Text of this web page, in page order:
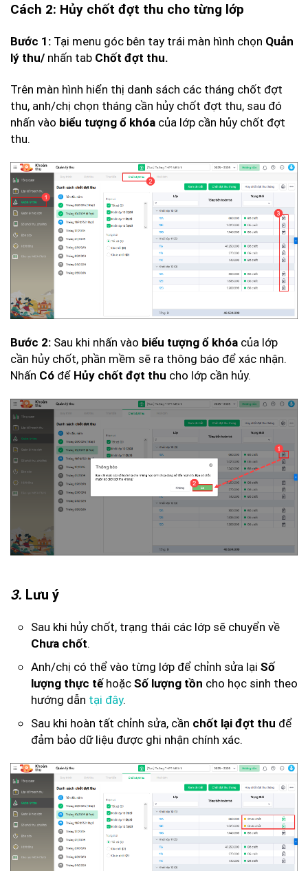
Cách 2: Hủy chốt đợt thu cho từng lớp
Bước 1: Tại menu góc bên tay trái màn hình chọn Quản
lý thu/ nhấn tab Chốt đợt thu.
Trên màn hình hiển thị danh sách các tháng chốt đợt
thu, anh/chị chọn tháng cần hủy chốt đợt thu, sau đó
nhấn vào biểu tượng ổ khóa của lớp cần hủy chốt đợt
thu.
Bước 2: Sau khi nhấn vào biểu tượng ổ khóa của lớp
cần hủy chốt, phần mềm sẽ ra thông báo để xác nhận.
Nhấn Có để Hủy chốt đợt thu cho lớp cần hủy.
3. Lưu ý
Sau khi hủy chốt, trạng thái các lớp sẽ chuyển về
Chưa chốt.
Anh/chị có thể vào từng lớp để chỉnh sửa lại Số
lượng thực tếhoặc Số lượng tồn cho học sinh theo
hướng dẫn tại đây.
Sau khi hoàn tất chỉnh sửa, cần chốt lại đợt thu để
đảm bảo dữ liệu được ghi nhận chính xác.